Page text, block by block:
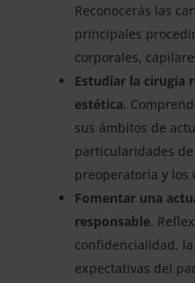
Reconocerás las
principales
corporales,
Estudiar la cirugía
estética.
sus ámbitos de
particularidades
preoperatoria y los
Fomentar una
responsable.
confidencialidad,
expectativas del